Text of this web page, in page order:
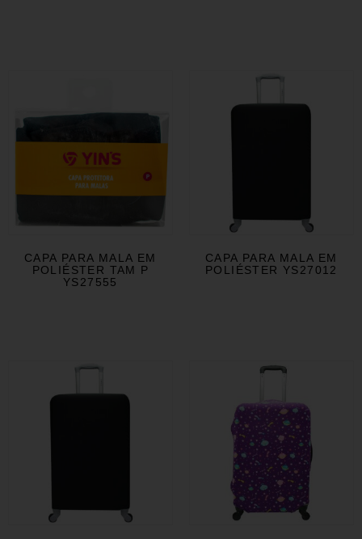
CAPA PARA MALA EM
POLIÉSTER TAM P
YS27555
CAPA PARA MALA EM
POLIÉSTER YS27012